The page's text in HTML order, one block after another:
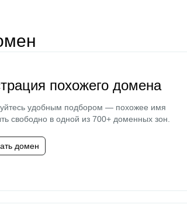
похожего домена
удобным подбором — похожее имя
свободно в одной из 700+ доменных зон.
домен